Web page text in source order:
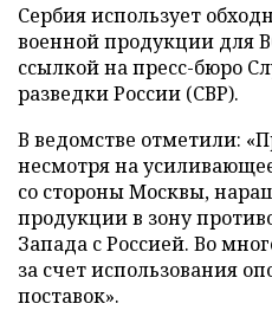
Сербия использует
военной продукции для
ссылкой на пресс-бюро
разведки России (СВР).
В ведомстве отметили:
несмотря на
со стороны Москвы,
продукции в зону
Запада с Россией. Во
за счет использования
поставок».